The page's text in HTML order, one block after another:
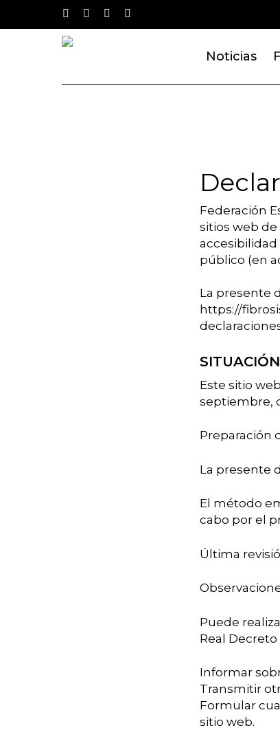
Hit enter to search or ESC to close
Noticias
Federación
sitios web de
accesibilidad
público (en
La presente
https://
Este sitio
septiembre,
Preparación
La presente
El método
cabo por el
Última
Puede
Real Decreto
Informar
Transmitir
Formular
sitio web.